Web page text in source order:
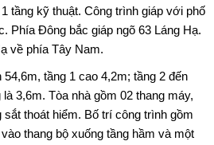
tầng kỹ thuật. Công trình giáp với phố
Phía Đông bắc giáp ngõ 63 Láng Hạ.
về phía Tây Nam.
tầng 1 cao 4,2m; tầng 2 đến
3,6m. Tòa nhà gồm 02 thang máy,
sắt thoát hiểm. Bố trí công trình gồm
thang bộ xuống tầng hầm và một